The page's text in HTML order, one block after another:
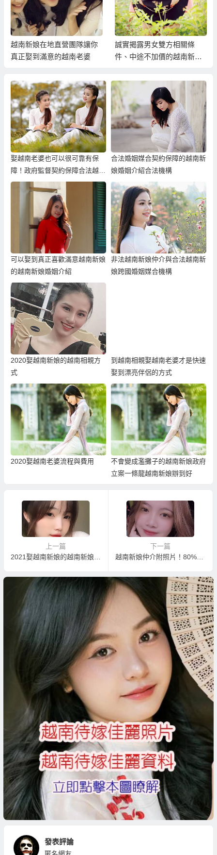
越南新娘在地直營團隊讓你
真正娶到滿意的越南老婆
誠實揭露男女雙方相關條
件、中途不加價的越南新娘
娶越南老婆也可以很可靠有保
障！政府監督契約保障合法越南
新娘婚姻介紹！
合法婚姻媒合契約保障的越南新
娘婚姻介紹合法機構
可以娶到真正喜歡滿意越南新娘
的越南新娘婚姻介紹
非法越南新娘仲介與合法越南新
娘跨國婚姻媒合機構
2020娶越南新娘的越南相親方
式
到越南相親娶越南老婆才是快速
娶到漂亮伴侶的方式
2020娶越南老婆流程與費用
不會變成濫攤子的越南新娘政府
立案一條龍越南新娘辦到好
上一篇
下一篇
越南新娘仲介附照片！80%以上的人娶越南新娘的真實經歷！
發表評論